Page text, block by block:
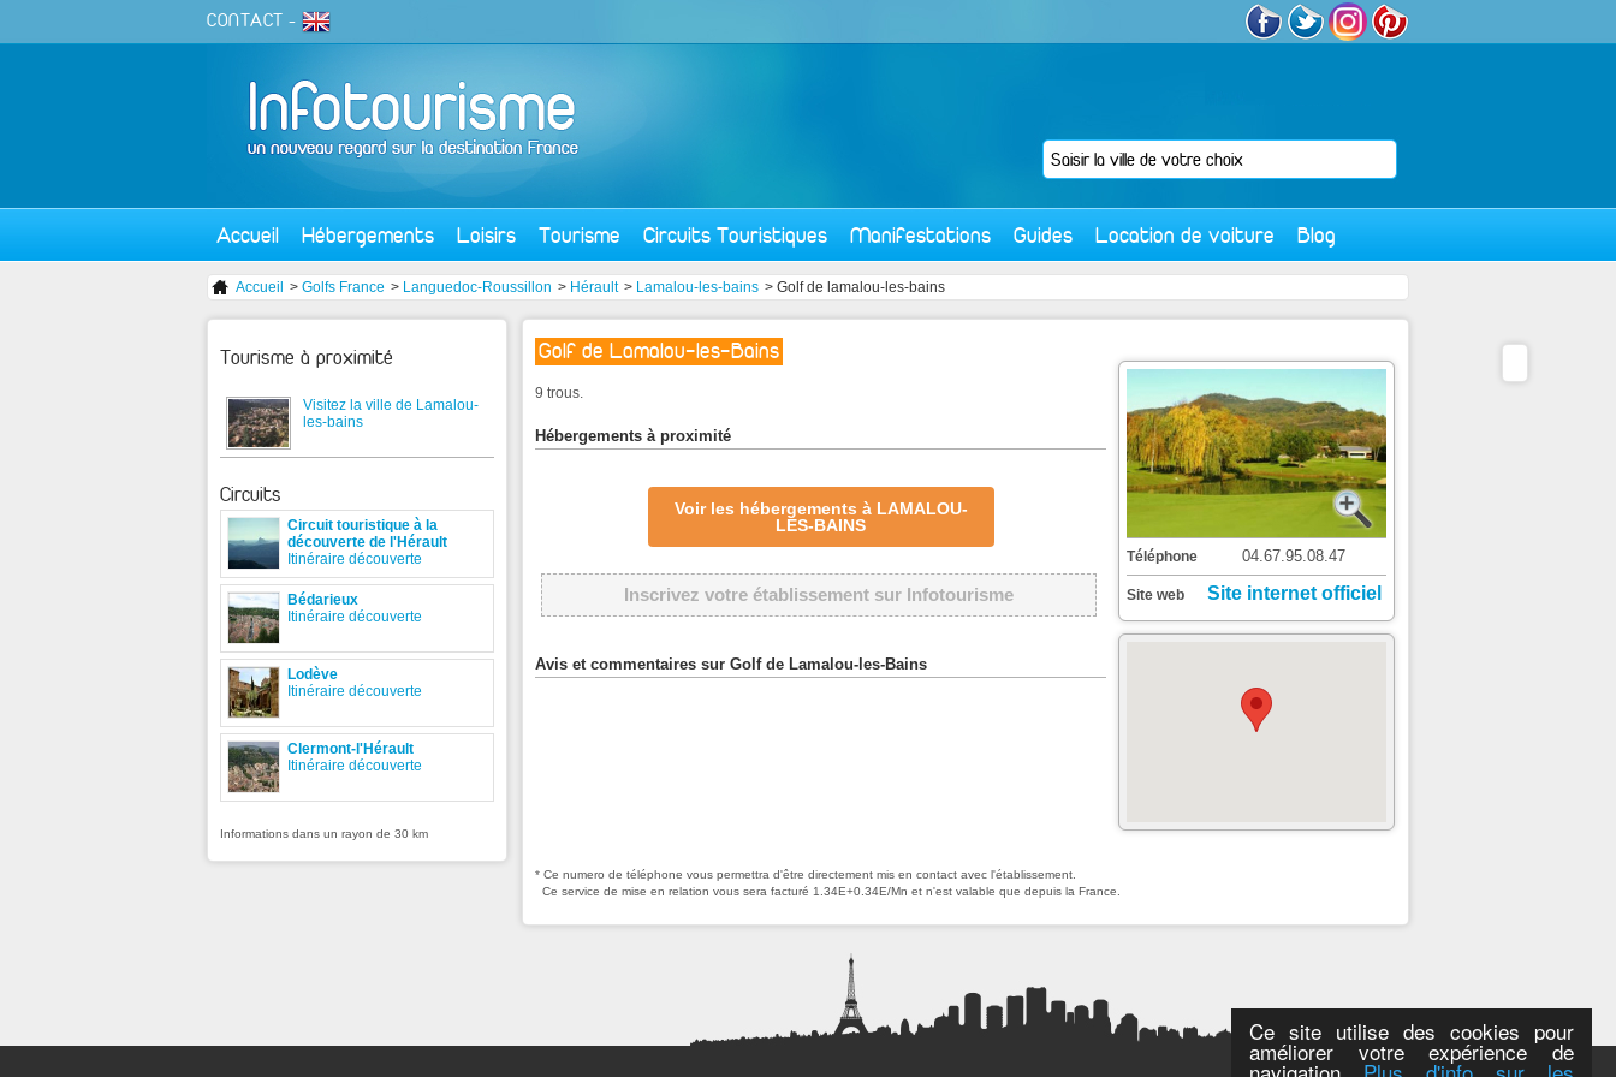
Ce site utilise des cookies pour
améliorer votre expérience de
CONTACT -
Accueil Hébergements Loisirs Tourisme Circuits Touristiques Manifestations Guides Location de voiture Blog
Accueil > Golfs France > Languedoc-Roussillon > Hérault > Lamalou-les-bains > Golf de lamalou-les-bains
Golf de Lamalou-les-Bains
9 trous.
Hébergements à proximité
Voir les hébergements à LAMALOU-
LES-BAINS
Inscrivez votre établissement sur Infotourisme
Avis et commentaires sur Golf de Lamalou-les-Bains
Téléphone 04.67.95.08.47
Site web Site internet officiel
* Ce numero de téléphone vous permettra d'être directement mis en contact avec l'établissement.
Ce service de mise en relation vous sera facturé 1.34E+0.34E/Mn et n'est valable que depuis la France.
Tourisme à proximité
Visitez la ville de Lamalou-
les-bains
Circuits
Circuit touristique à la
découverte de l'Hérault
Itinéraire découverte
Bédarieux
Itinéraire découverte
Lodève
Itinéraire découverte
Clermont-l'Hérault
Itinéraire découverte
Informations dans un rayon de 30 km